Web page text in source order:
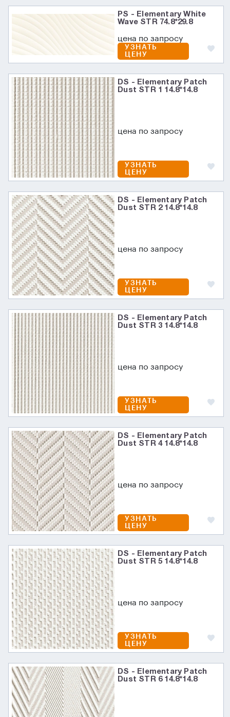
PS - Elementary White
Wave STR 74.8*29.8
цена по запросу
УЗНАТЬ
ЦЕНУ
DS - Elementary Patch
Dust STR 1 14.8*14.8
цена по запросу
УЗНАТЬ
ЦЕНУ
DS - Elementary Patch
Dust STR 2 14.8*14.8
цена по запросу
УЗНАТЬ
ЦЕНУ
DS - Elementary Patch
Dust STR 3 14.8*14.8
цена по запросу
УЗНАТЬ
ЦЕНУ
DS - Elementary Patch
Dust STR 4 14.8*14.8
цена по запросу
УЗНАТЬ
ЦЕНУ
DS - Elementary Patch
Dust STR 5 14.8*14.8
цена по запросу
УЗНАТЬ
ЦЕНУ
DS - Elementary Patch
Dust STR 6 14.8*14.8